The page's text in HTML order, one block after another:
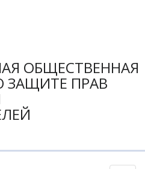
ОБЩЕСТВЕННАЯ
ЗАЩИТЕ ПРАВ